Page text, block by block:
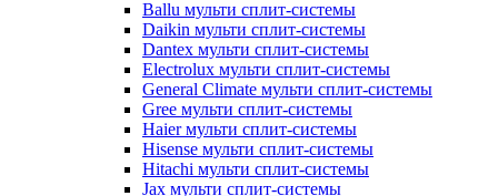
Ballu мульти сплит-системы
Daikin мульти сплит-системы
Dantex мульти сплит-системы
Electrolux мульти сплит-системы
General Climate мульти сплит-системы
Gree мульти сплит-системы
Haier мульти сплит-системы
Hisense мульти сплит-системы
Hitachi мульти сплит-системы
Jax мульти сплит-системы